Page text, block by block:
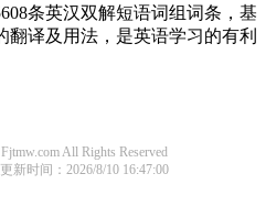
条英汉双解短语词组词条，基
译及用法，是英语学习的有利
All Rights Reserved
更新时间：2026/8/10 16:47:00